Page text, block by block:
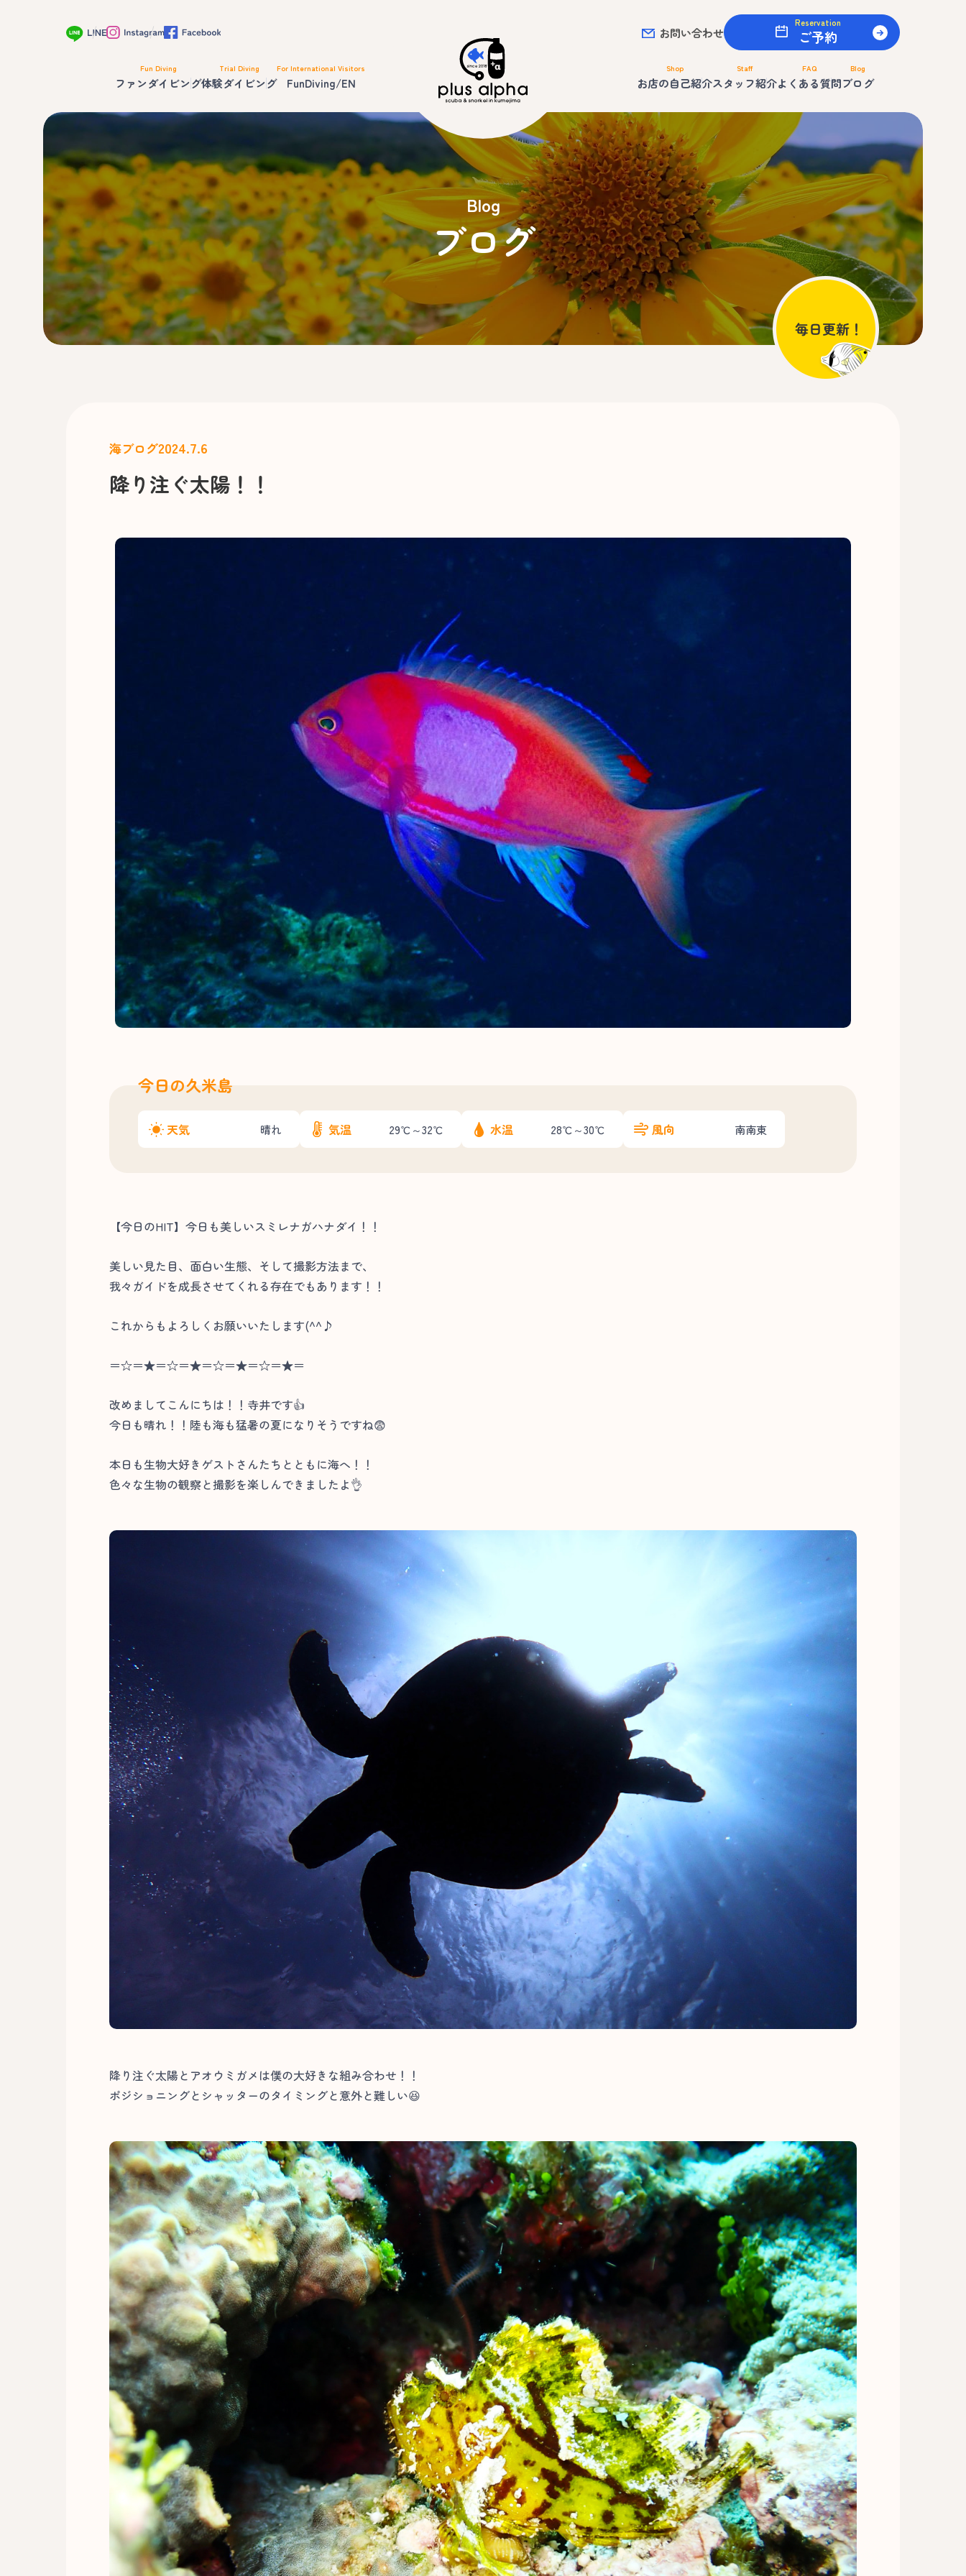
お問い合わせ
Reservation
ご予約
Fun Diving
ファンダイビング
Trial Diving
体験ダイビング
For International Visitors
FunDiving/EN
Shop
お店の自己紹介
Staff
スタッフ紹介
FAQ
よくある質問
Blog
ブログ
Blog
ブログ
海ブログ2024.7.6
降り注ぐ太陽！！
今日の久米島
天気 晴れ 気温 29℃～32℃ 水温 28℃～30℃ 風向 南南東
【今日のHIT】今日も美しいスミレナガハナダイ！！
美しい見た目、面白い生態、そして撮影方法まで、
我々ガイドを成長させてくれる存在でもあります！！
これからもよろしくお願いいたします(^^♪
＝☆＝★＝☆＝★＝☆＝★＝☆＝★＝
改めましてこんにちは！！寺井です👍
今日も晴れ！！陸も海も猛暑の夏になりそうですね😨
本日も生物大好きゲストさんたちとともに海へ！！
色々な生物の観察と撮影を楽しんできましたよ👌
降り注ぐ太陽とアオウミガメは僕の大好きな組み合わせ！！
ポジショニングとシャッターのタイミングと意外と難しい😆